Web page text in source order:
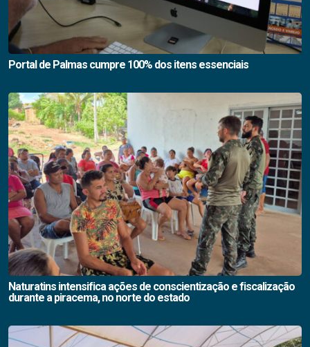
Portal de Palmas cumpre 100% dos itens essenciais
Naturatins intensifica ações de conscientização e fiscalização
durante a piracema, no norte do estado